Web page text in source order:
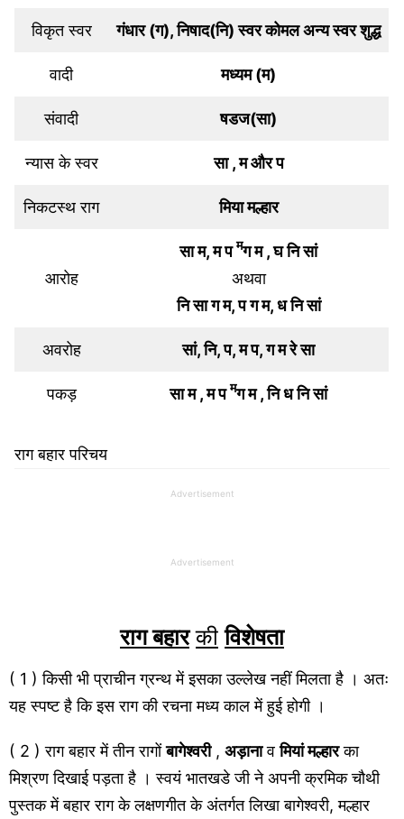
विकृत स्वर गंधार (ग), निषाद(नि) स्वर कोमल अन्य स्वर शुद्ध
वादी मध्यम (म)
संवादी षडज(सा)
न्यास के स्वर सा , म और प
निकटस्थ राग मिया मल्हार
आरोह
सा म, म पमग म , घ नि सां
अथवा
नि सा ग म, प ग म, ध नि सां
अवरोह सां, नि, प, म प, ग म रे सा
पकड़ सा म , म पमग म , नि ध नि सां
राग बहार परिचय
Advertisement
Advertisement
राग बहार की विशेषता
( 1 ) किसी भी प्राचीन ग्रन्थ में इसका उल्लेख नहीं मिलता है । अतः
यह स्पष्ट है कि इस राग की रचना मध्य काल में हुई होगी ।
( 2 ) राग बहार में तीन रागोंबागेश्वरी, अड़ानावमियां मल्हारका
मिश्रण दिखाई पड़ता है । स्वयं भातखडे जी ने अपनी क्रमिक चौथी
पुस्तक में बहार राग के लक्षणगीत के अंतर्गत लिखा बागेश्वरी, मल्हार